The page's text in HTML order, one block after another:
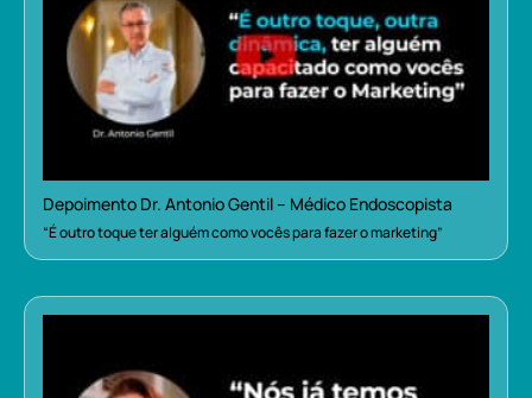
Depoimento Dr. Antonio Gentil – Médico Endoscopista
“É outro toque ter alguém como vocês para fazer o marketing”